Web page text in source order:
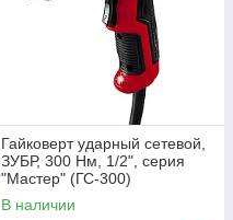
Гайковерт ударный сетевой,
ЗУБР, 300 Нм, 1/2", серия
"Мастер" (ГС-300)
В наличии